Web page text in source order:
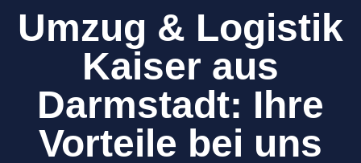
Umzug & Logistik
Kaiser aus
Darmstadt: Ihre
Vorteile bei uns